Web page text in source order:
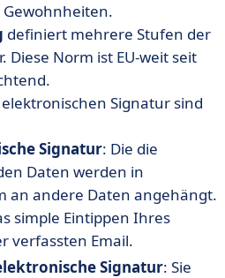
definiert mehrere Stufen der
Diese Norm ist EU-weit seit
Signatur sind
Signatur: Die die
Daten werden in
an andere Daten angehängt.
simple Eintippen Ihres
verfassten Email.
Signatur: Sie